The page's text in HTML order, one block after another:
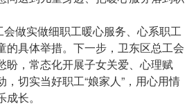
做实做细职工暖心服务、心系职工
的具体举措。下一步，卫东区总工会
盼，常态化开展子女关爱、心理赋
切实当好职工“娘家人”，用心用情
长。